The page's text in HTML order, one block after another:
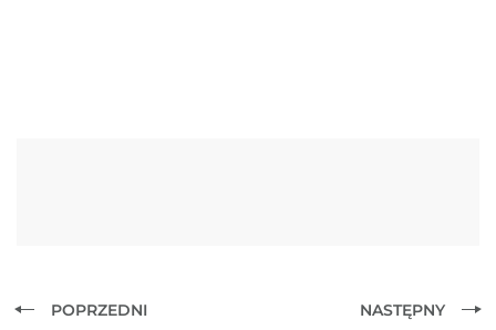
POPRZEDNI NASTĘPNY